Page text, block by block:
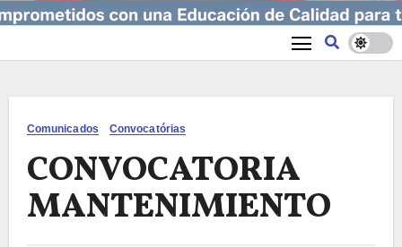
Comunicados Convocatórias
CONVOCATORIA
MANTENIMIENTO